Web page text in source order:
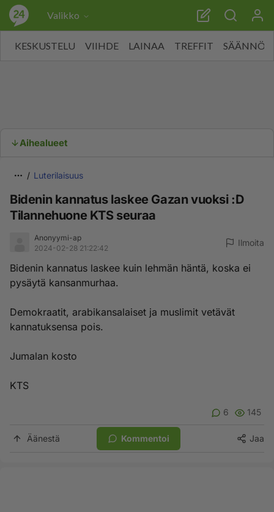
Valikko
KESKUSTELU VIIHDE LAINAA TREFFIT SÄÄNNÖT
Aihealueet
Luterilaisuus
Bidenin kannatus laskee Gazan vuoksi :D
Tilannehuone KTS seuraa
Anonyymi-ap
2024-02-28 21:22:42
Ilmoita
Bidenin kannatus laskee kuin lehmän häntä, koska ei
pysäytä kansanmurhaa.
Demokraatit, arabikansalaiset ja muslimit vetävät
kannatuksensa pois.
Jumalan kosto
KTS
6 145
Äänestä Kommentoi Jaa